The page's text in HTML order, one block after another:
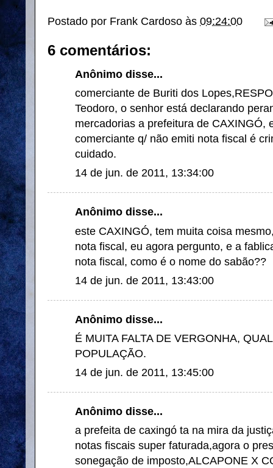
Postado por Frank Cardoso às 09:24:00
6 comentários:
Anônimo disse...
comerciante de Buriti dos
Teodoro, o senhor está declarando
mercadorias a prefeitura de CAXINGÓ,
comerciante q/ não emiti nota fiscal é
cuidado.
14 de jun. de 2011, 13:34:00
Anônimo disse...
este CAXINGÓ, tem muita coisa
nota fiscal, eu agora pergunto, e a
nota fiscal, como é o nome do sabão??
14 de jun. de 2011, 13:43:00
Anônimo disse...
É MUITA FALTA DE VERGONHA,
POPULAÇÃO.
14 de jun. de 2011, 13:45:00
Anônimo disse...
a prefeita de caxingó ta na mira da
notas fiscais super faturada,agora o
sonegação de imposto,ALCAPONE X